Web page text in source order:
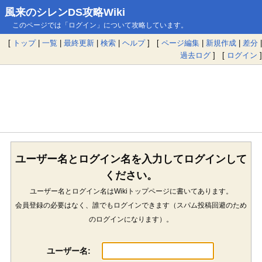
風来のシレンDS攻略Wiki
このページでは「ログイン」について攻略しています。
[ トップ| 一覧 | 最終更新 | 検索 | ヘルプ] [ ページ編集 | 新規作成 | 差分 |
過去ログ ] [ ログイン ]
ユーザー名とログイン名を入力してログインして
ください。
ユーザー名とログイン名はWikiトップページに書いてあります。
会員登録の必要はなく、誰でもログインできます（スパム投稿回避のため
のログインになります）。
ユーザー名: